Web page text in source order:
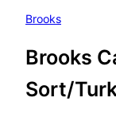
Brooks
Brooks
Sort/